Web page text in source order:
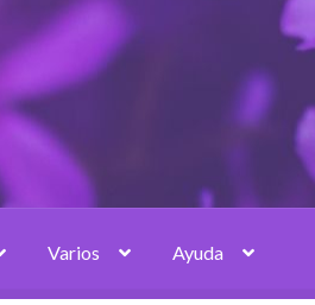
Varios Ayuda